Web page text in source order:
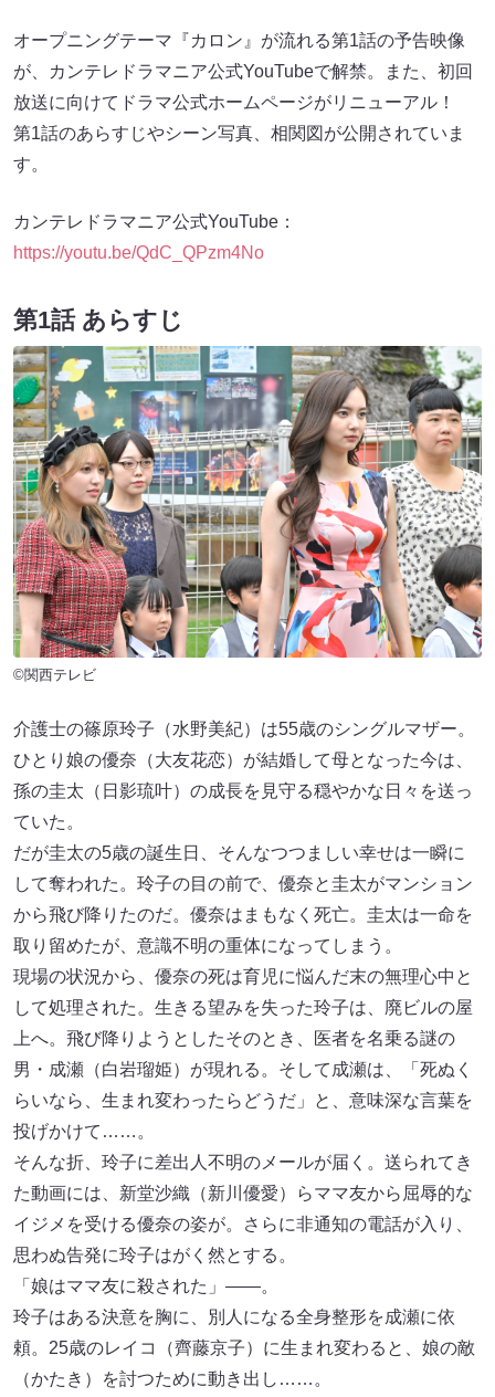
オープニングテーマ『カロン』が流れる第1話の予告映像
が、カンテレドラマニア公式YouTubeで解禁。また、初回
放送に向けてドラマ公式ホームページがリニューアル！
第1話のあらすじやシーン写真、相関図が公開されていま
す。
カンテレドラマニア公式YouTube：
https://youtu.be/QdC_QPzm4No
第1話 あらすじ
©関西テレビ
介護士の篠原玲子（水野美紀）は55歳のシングルマザー。
ひとり娘の優奈（大友花恋）が結婚して母となった今は、
孫の圭太（日影琉叶）の成長を見守る穏やかな日々を送っ
ていた。
だが圭太の5歳の誕生日、そんなつつましい幸せは一瞬に
して奪われた。玲子の目の前で、優奈と圭太がマンション
から飛び降りたのだ。優奈はまもなく死亡。圭太は一命を
取り留めたが、意識不明の重体になってしまう。
現場の状況から、優奈の死は育児に悩んだ末の無理心中と
して処理された。生きる望みを失った玲子は、廃ビルの屋
上へ。飛び降りようとしたそのとき、医者を名乗る謎の
男・成瀬（白岩瑠姫）が現れる。そして成瀬は、「死ぬく
らいなら、生まれ変わったらどうだ」と、意味深な言葉を
投げかけて……。
そんな折、玲子に差出人不明のメールが届く。送られてき
た動画には、新堂沙織（新川優愛）らママ友から屈辱的な
イジメを受ける優奈の姿が。さらに非通知の電話が入り、
思わぬ告発に玲子はがく然とする。
「娘はママ友に殺された」――。
玲子はある決意を胸に、別人になる全身整形を成瀬に依
頼。25歳のレイコ（齊藤京子）に生まれ変わると、娘の敵
（かたき）を討つために動き出し……。